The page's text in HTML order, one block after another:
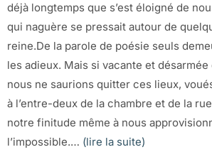
déjà longtemps que s’est éloigné de
qui naguère se pressait autour de
reine.De la parole de poésie seuls
les adieux. Mais si vacante et
nous ne saurions quitter ces lieux,
à l’entre-deux de la chambre et de la
notre finitude même à nous
l’impossible.… (lire la suite)